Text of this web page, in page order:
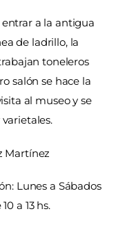
a la antigua
de ladrillo, la
toneleros
salón se hace la
al museo y se
varietales.
Martínez
Lunes a Sábados
a 13 hs.